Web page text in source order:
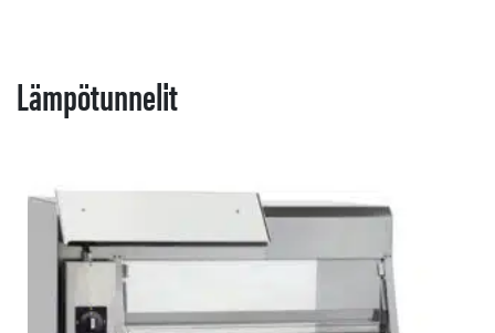
Lämpötunnelit